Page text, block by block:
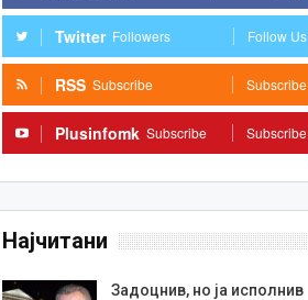
Twitter Followers Follow Us
RSS Subscribe Subscribe
Plusinfomk Subscribe Subscribe
Најчитани
Задоцнив, но ја исполнив